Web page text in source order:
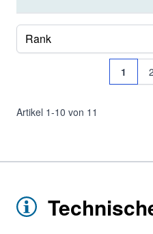
Artikel 1-10 von 11
Sie
1 2